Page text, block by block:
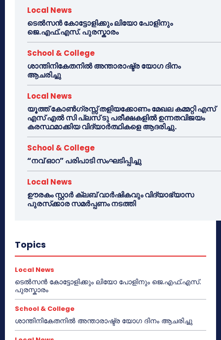
Local News
ടെൽസൻ കോട്ടോളിക്കും ലിയോ പോളിനും
ജെ.എഫ്.എസ്. പുരസ്കാരം
School & College
ശാന്തിനികേതനിൽ അന്താരാഷ്ട്ര യോഗ ദിനം
ആചരിച്ചു
Local News
യൂത്ത് കോൺഗ്രസ്സ് തളിയക്കോണം മേഖല കമ്മറ്റി എസ്
എസ് എൽ സി പ്ലസ് ടു പരീക്ഷകളിൽ ഉന്നതവിജയം
കരസ്ഥമാക്കിയ വിദ്യാർത്ഥികളെ ആദരിച്ചു.
School & College
“നവ് ഓറ” പരിപാടി സംഘടിപ്പിച്ചു
Local News
ഊരകം സ്റ്റാർ ക്ലബ് വാർഷികവും വിദ്യാഭ്യാസ
പുരസ്‌ക്കാര സമർപ്പണം നടത്തി
Topics
Local News
ടെൽസൻ കോട്ടോളിക്കും ലിയോ പോളിനും ജെ.എഫ്.എസ്.
പുരസ്കാരം
School & College
ശാന്തിനികേതനിൽ അന്താരാഷ്ട്ര യോഗ ദിനം ആചരിച്ചു